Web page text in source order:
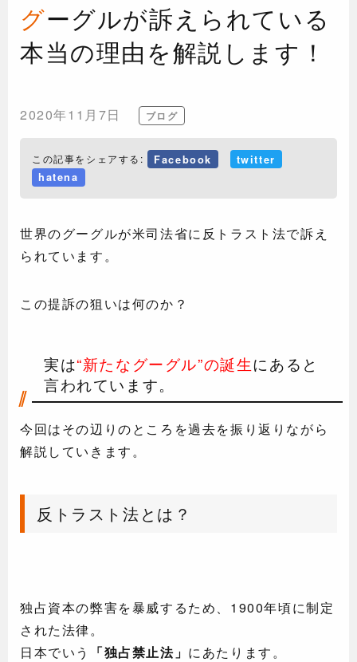
グーグルが訴えられている
本当の理由を解説します！
2020年11月7日 ブログ
この記事をシェアする: Facebook
twitter
hatena
世界のグーグルが米司法省に反トラスト法で訴え
られています。
この提訴の狙いは何のか？
実は“新たなグーグル”の誕生にあると
言われています。
今回はその辺りのところを過去を振り返りながら
解説していきます。
反トラスト法とは？
独占資本の弊害を暴威するため、1900年頃に制定
された法律。
日本でいう
「独占禁止法」 にあたります。